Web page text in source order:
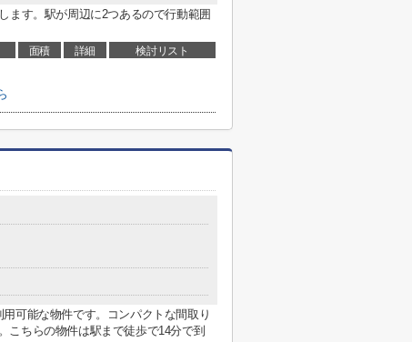
ます。駅が周辺に2つあるので行動範囲
面積 詳細 検討リスト
可能な物件です。コンパクトな間取り
こちらの物件は駅まで徒歩で14分で到